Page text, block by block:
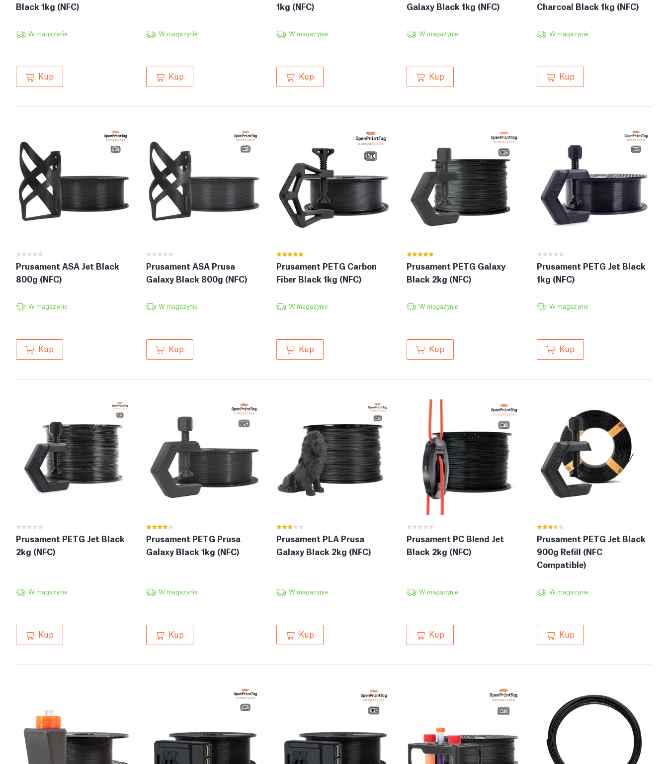
Black 1kg (NFC)
W magazynie
Kup
W magazynie
Kup
1kg (NFC)
W magazynie
Kup
Galaxy Black 1kg (NFC)
W magazynie
Kup
Charcoal Black 1kg (NFC)
W magazynie
Kup
Prusament ASA Jet Black
800g (NFC)
W magazynie
Kup
Prusament ASA Prusa
Galaxy Black 800g (NFC)
W magazynie
Kup
Prusament PETG Carbon
Fiber Black 1kg (NFC)
W magazynie
Kup
Prusament PETG Galaxy
Black 2kg (NFC)
W magazynie
Kup
Prusament PETG Jet Black
1kg (NFC)
W magazynie
Kup
Prusament PETG Jet Black
2kg (NFC)
W magazynie
Kup
Prusament PETG Prusa
Galaxy Black 1kg (NFC)
W magazynie
Kup
Prusament PLA Prusa
Galaxy Black 2kg (NFC)
W magazynie
Kup
Prusament PC Blend Jet
Black 2kg (NFC)
W magazynie
Kup
Prusament PETG Jet Black
900g Refill (NFC
Compatible)
W magazynie
Kup